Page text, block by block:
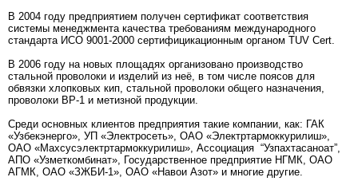
В 2004 году предприятием получен сертификат соответствия
системы менеджмента качества требованиям международного
стандарта ИСО 9001-2000 сертифицикационным органом TUV Cert.
В 2006 году на новых площадях организовано производство
стальной проволоки и изделий из неё, в том числе поясов для
обвязки хлопковых кип, стальной проволоки общего назначения,
проволоки ВР-1 и метизной продукции.
Среди основных клиентов предприятия такие компании, как: ГАК
«Узбекэнерго», УП «Электросеть», ОАО «Электртармоккурилиш»,
ОАО «Махсусэлектртармоккурилиш», Ассоциация “Узпахтасаноат”,
АПО «Узметкомбинат», Государственное предприятие НГМК, ОАО
АГМК, ОАО «ЗЖБИ-1», ОАО «Навои Азот» и многие другие.